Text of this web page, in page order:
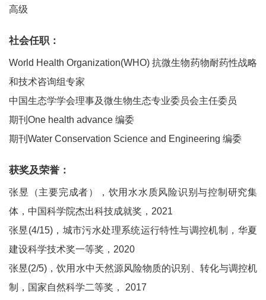
高级
社会任职：
World Health Organization(WHO) 抗微生物药物耐药性战略
和技术咨询组专家
中国生态学学会理事及微生物生态专业委员会主任委员
期刊One health advance 编委
期刊Water Conservation Science and Engineering 编委
获奖及荣誉：
张昱（主要完成者），饮用水水质风险识别与控制研究集
体，中国科学院杰出科技成就奖，2021
张昱(4/15)，城市污水处理系统运行特性与调控机制，华夏
建设科学技术奖一等奖，2020
张昱(2/5)，饮用水中天然源风险物质的识别、转化与调控机
制，国家自然科学二等奖， 2017